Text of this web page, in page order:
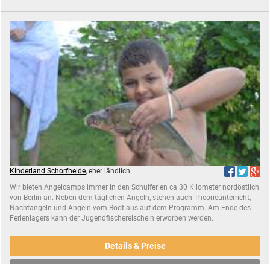
Kinderland Schorfheide, eher ländlich
Wir bieten Angelcamps immer in den Schulferien ca 30 Kilometer nordöstlich
von Berlin an. Neben dem täglichen Angeln, stehen auch Theorieunterricht,
Nachtangeln und Angeln vom Boot aus auf dem Programm. Am Ende des
Ferienlagers kann der Jugendfischereischein erworben werden.
Details & Preise